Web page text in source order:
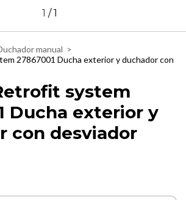
1 /1
manual >
27867001 Ducha exterior y duchador con
system
Ducha exterior y
con desviador